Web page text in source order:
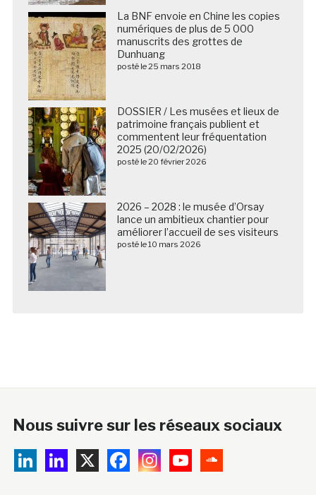
La BNF envoie en Chine les copies
numériques de plus de 5 000
manuscrits des grottes de
Dunhuang
posté le 25 mars 2018
DOSSIER / Les musées et lieux de
patrimoine français publient et
commentent leur fréquentation
2025 (20/02/2026)
posté le 20 février 2026
2026 – 2028 : le musée d’Orsay
lance un ambitieux chantier pour
améliorer l’accueil de ses visiteurs
posté le 10 mars 2026
Nous suivre sur les réseaux sociaux